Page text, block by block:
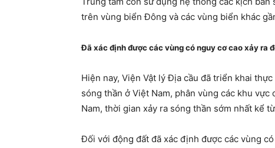
trên vùng biển Đông và các vùng biển khác
Đã xác định được các vùng có nguy cơ cao xảy ra
Hiện nay, Viện Vật lý Địa cầu đã triển khai
sóng thần ở Việt Nam, phân vùng các khu
Nam, thời gian xảy ra sóng thần sớm nhất kể
Đối với động đất đã xác định được các vùng